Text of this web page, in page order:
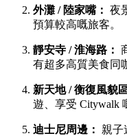
外灘 / 陸家嘴： 夜
預算較高嘅旅客。
靜安寺 / 淮海路：
有超多高質美食同
新天地 / 衡復風貌
遊、享受 Citywalk
迪士尼周邊：
親子